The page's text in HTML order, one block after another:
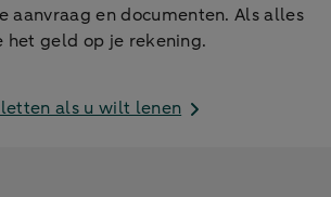
aanvraag en documenten. Als alles
geld op je rekening.
als u wilt lenen